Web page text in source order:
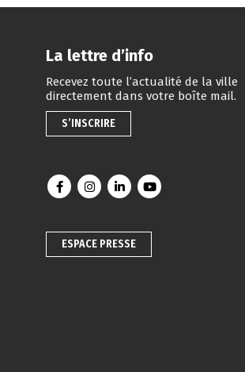
La lettre d’info
Recevez toute l’actualité de la ville
directement dans votre boîte mail.
S’INSCRIRE
Lien vers le compte Facebook
Lien vers le compte
Lien vers le compte
Lien vers la
ESPACE PRESSE